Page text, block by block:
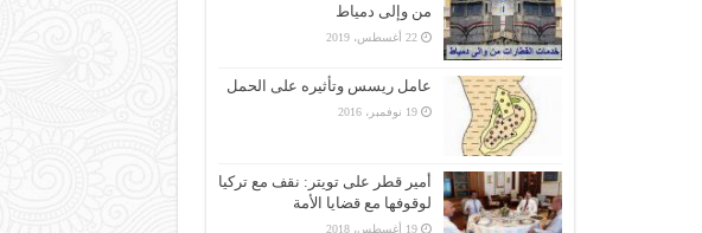
من وإلى دمياط
22 أغسطس، 2019
عامل ريسس وتأثيره على الحمل
19 نوفمبر، 2016
أمير قطر على تويتر: نقف مع تركيا
لوقوفها مع قضايا الأمة
19 أغسطس، 2018